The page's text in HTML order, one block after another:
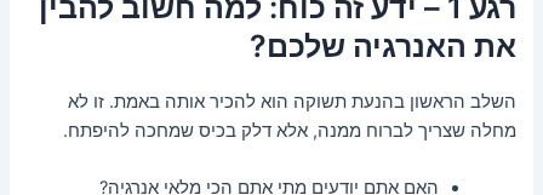
רגע 1 – ידע זה כוח: למה חשוב להבין
את האנרגיה שלכם?
השלב הראשון בהנעת תשוקה הוא להכיר אותה באמת. זו לא
מחלה שצריך לברוח ממנה, אלא דלק בכיס שמחכה להיפתח.
האם אתם יודעים מתי אתם הכי מלאי אנרגיה?